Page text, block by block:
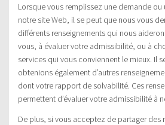
Lorsque vous remplissez une demande ou
notre site Web, il se peut que nous vous
différents renseignements qui nous
vous, à évaluer votre admissibilité, ou à
services qui vous conviennent le mieux. Il
obtenions également d’autres
dont votre rapport de solvabilité. Ces
permettent d’évaluer votre admissibilité à
De plus, si vous acceptez de partager des